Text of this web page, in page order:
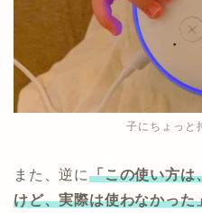
子にちょっと
また、逆に「この使い方は
けど、実際は使わなかった